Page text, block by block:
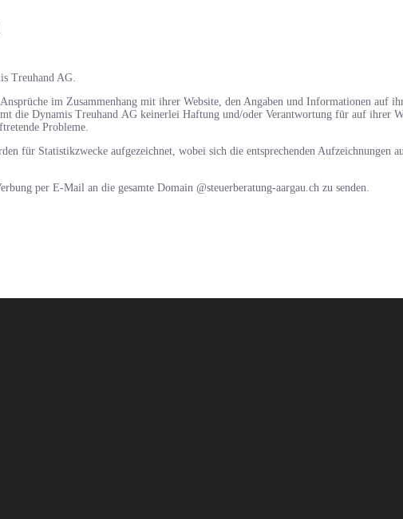
Treuhand AG.
im Zusammenhang mit ihrer Website, den Angaben und Informationen auf
die Dynamis Treuhand AG keinerlei Haftung und/oder Verantwortung für auf ihrer
Probleme.
für Statistikzwecke aufgezeichnet, wobei sich die entsprechenden Aufzeichnungen
per E-Mail an die gesamte Domain @steuerberatung-aargau.ch zu senden.